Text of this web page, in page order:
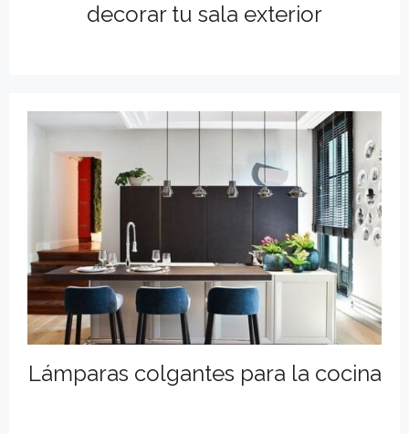
decorar tu sala exterior
Lámparas colgantes para la cocina